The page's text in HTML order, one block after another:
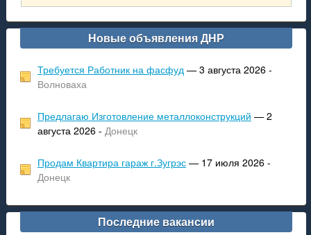
Новые объявления ДНР
Требуется Работник на фасфуд— 3 августа 2026 -
Волноваха
Предлагаю Изготовление металлоконструкций — 2
августа 2026 - Донецк
Продам Квартира гараж г.Зугрэс— 17 июля 2026 -
Донецк
Последние вакансии